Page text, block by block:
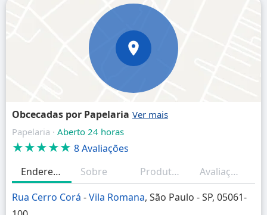
Obcecadas por Papelaria
Papelaria · Aberto 24 horas
★★★★★ 8 Avaliações
Endereço
Sobre Produtos/Serviços Avaliações
Rua Cerro Corá -Vila Romana, São Paulo - SP, 05061-